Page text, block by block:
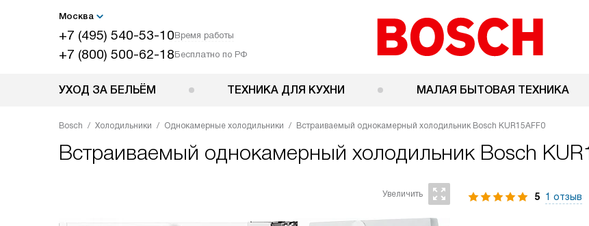
Москва
+7 (495) 540-53-10Время работы
+7 (800) 500-62-18Бесплатно по РФ
УХОД ЗА БЕЛЬЁМ ТЕХНИКА ДЛЯ КУХНИ МАЛАЯ БЫТОВАЯ ТЕХНИКА
Bosch Холодильники Однокамерные холодильники Встраиваемый однокамерный холодильник Bosch KUR15AFF0
Встраиваемый однокамерный холодильник Bosch
5 1 отзыв